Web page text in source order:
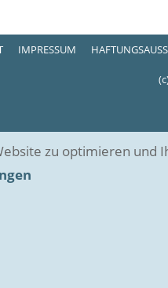
IMPRESSUM
zu optimieren und